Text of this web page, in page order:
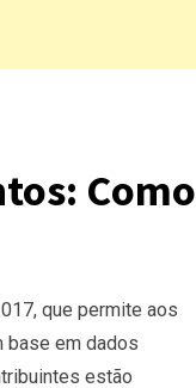
Como
que permite aos
base em dados
estão